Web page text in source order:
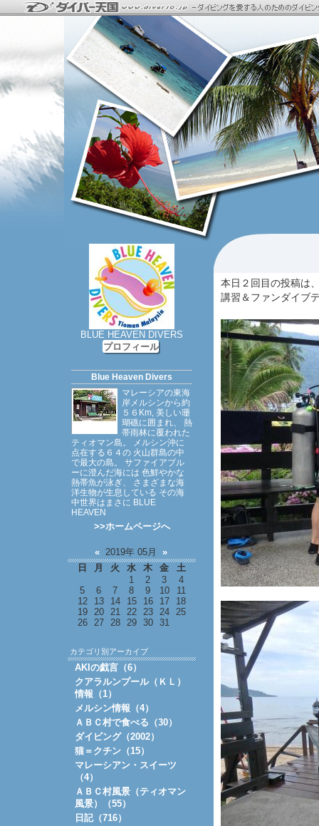
本日２回目の投稿は
講習＆ファンダイブ
BLUE HEAVEN DIVERS
プロフィール
Blue Heaven Divers
マレーシアの東海
岸メルシンから約
５６Km, 美しい珊
瑚礁に囲まれ、 熱
帯雨林に覆われた
ティオマン島。 メルシン沖に
点在する６４の 火山群島の中
で最大の島。 サファイアブル
ーに澄んだ海には 色鮮やかな
熱帯魚が泳ぎ、 さまざまな海
洋生物が生息している その海
中世界はまさに BLUE
HEAVEN
>>ホームページへ
« 2019年 05月 »
日
月 火 水 木 金
土
1
2 3
4
5
6 7 8 9 10
11
12
13 14 15 16 17
18
19
20 21 22 23 24
25
26
27 28 29 30 31
カテゴリ別アーカイブ
AKIの戯言（6）
クアラルンプール（ＫＬ）
情報（1）
メルシン情報（4）
ＡＢＣ村で食べる（30）
ダイビング（2002）
猫＝クチン（15）
マレーシアン・スイーツ
（4）
ＡＢＣ村風景（ティオマン
風景）（55）
日記（716）